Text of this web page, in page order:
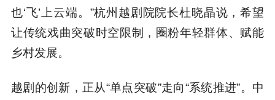
也‘飞’上云端。”杭州越剧院院长杜晓晶说，希望
让传统戏曲突破时空限制，圈粉年轻群体、赋能
乡村发展。
越剧的创新，正从“单点突破”走向“系统推进”。中